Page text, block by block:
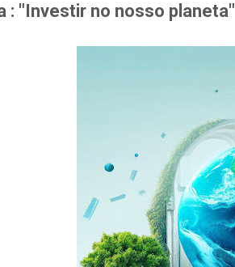
: "Investir no nosso planeta"